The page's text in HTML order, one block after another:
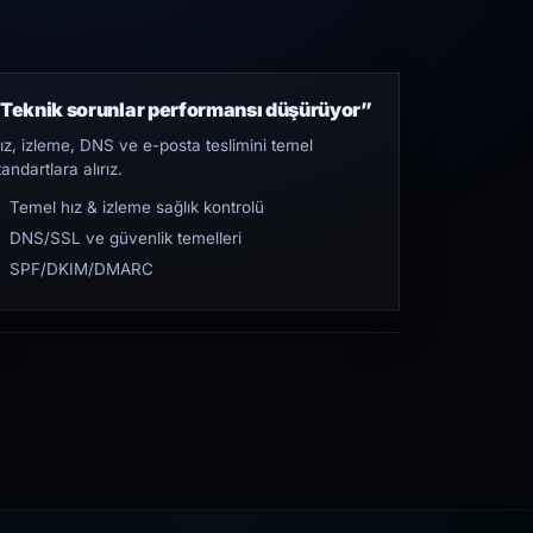
sorunlar performansı düşürüyor”
izleme, DNS ve e-posta teslimini temel
alırız.
Temel hız & izleme sağlık kontrolü
DNS/SSL ve güvenlik temelleri
SPF/DKIM/DMARC